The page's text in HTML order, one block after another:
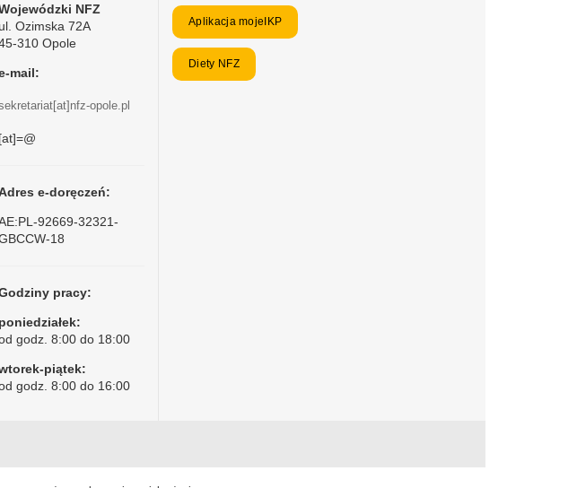
NFZ
ul. Ozimska 72A
310 Opole
mail:
opole.pl
[at]=@
e-doręczeń:
92669-32321-
18
pracy:
poniedziałek:
godz. 8:00 do 18:00
piątek:
godz. 8:00 do 16:00
Aplikacja mojeIKP
Diety NFZ